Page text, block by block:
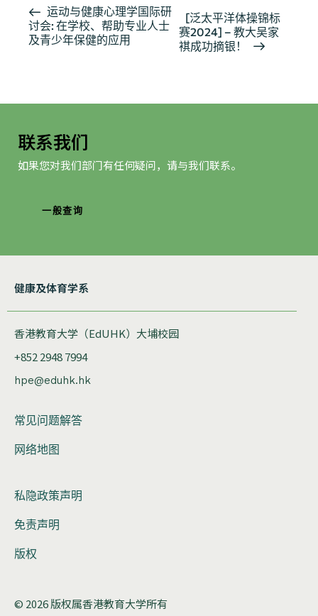
活
动
导
运动与健康心理学国际研
讨会: 在学校、帮助专业人士
及青少年保健的应用
[泛太平洋体操锦标
赛2024] – 教大吴家
褀成功摘银！
联系我们
如果您对我们部门有任何疑问，请与我们联系。
一般查询
健康及体育学系
香港教育大学（EdUHK）大埔校园
+852 2948 7994
hpe@eduhk.hk
常见问题解答
网络地图
私隐政策声明
免责声明
版权
© 2026 版权属香港教育大学所有